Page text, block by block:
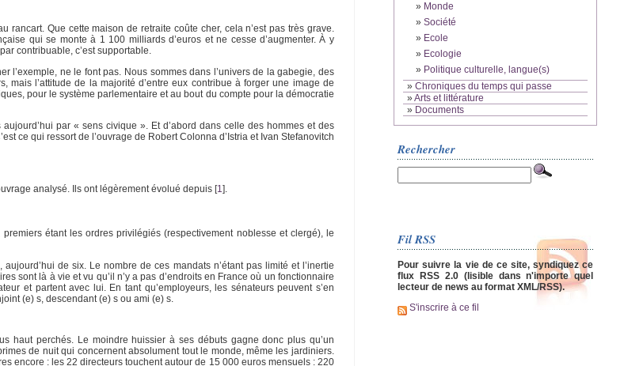
Que cette maison de retraite coûte cher, cela n’est pas très grave.
qui se monte à 1 100 milliards d’euros et ne cesse d’augmenter. À y
contribuable, c’est supportable.
ne le font pas. Nous sommes dans l’univers de la gabegie, des
mais l’attitude de la majorité d’entre eux contribue à forger une image de
pour le système parlementaire et au bout du compte pour la démocratie
par « sens civique ». Et d’abord dans celle des hommes et des
ce qui ressort de l’ouvrage de Robert Colonna d’Istria et Ivan Stefanovitch
analysé. Ils ont légèrement évolué depuis[1].
étant les ordres privilégiés (respectivement noblesse et clergé), le
de six. Le nombre de ces mandats n’étant pas limité et l’inertie
sont là à vie et vu qu’il n’y a pas d’endroits en France où un fonctionnaire
et partent avec lui. En tant qu’employeurs, les sénateurs peuvent s’en
(e) s, descendant (e) s ou ami (e) s.
haut perchés. Le moindre huissier à ses débuts gagne donc plus qu’un
de nuit qui concernent absolument tout le monde, même les jardiniers.
encore : les 22 directeurs touchent autour de 15 000 euros mensuels : 220
» Monde
» Société
» Ecole
» Ecologie
» Politique culturelle, langue(s)
» Chroniques du temps qui passe
»Arts et littérature
» Documents
Rechercher
Fil RSS
Pour suivre la vie de ce site, syndiquez ce
flux RSS 2.0 (lisible dans n'importe quel
lecteur de news au format XML/RSS).
S'inscrire à ce fil